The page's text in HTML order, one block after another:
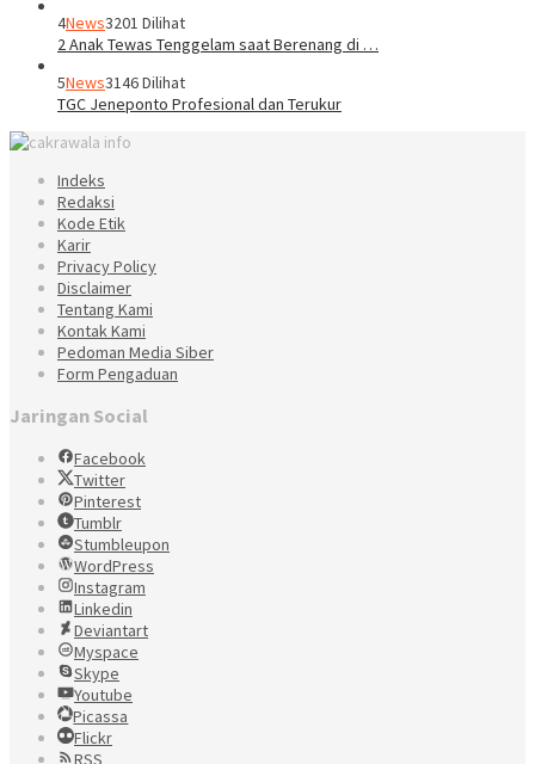
4News3201 Dilihat
2 Anak Tewas Tenggelam saat Berenang di …
5News3146 Dilihat
TGC Jeneponto Profesional dan Terukur
Indeks
Redaksi
Kode Etik
Karir
Privacy Policy
Disclaimer
Tentang Kami
Kontak Kami
Pedoman Media Siber
Form Pengaduan
Jaringan Social
Facebook
Twitter
Pinterest
Tumblr
Stumbleupon
WordPress
Instagram
Linkedin
Deviantart
Myspace
Skype
Youtube
Picassa
Flickr
RSS